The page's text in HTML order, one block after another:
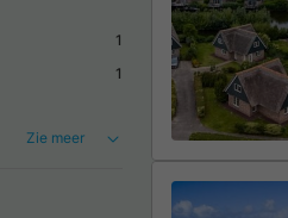
1
1
Zie meer